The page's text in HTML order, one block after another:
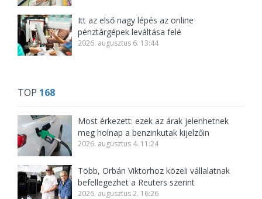
Itt az első nagy lépés az online
pénztárgépek leváltása felé
2026. augusztus 6. 13:44
TOP 168
Most érkezett: ezek az árak jelenhetnek
meg holnap a benzinkutak kijelzőin
2026. augusztus 4. 11:24
Több, Orbán Viktorhoz közeli vállalatnak
befellegezhet a Reuters szerint
2026. augusztus 2. 16:26